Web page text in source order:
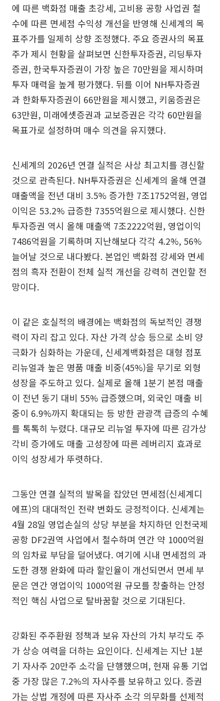
에 따른 백화점 매출 초강세, 고비용 공항 사업권 철
수에 따른 면세점 수익성 개선을 반영해 신세계의 목
표주가를 일제히 상향 조정했다. 주요 증권사의 목표
주가 제시 현황을 살펴보면 신한투자증권, 리딩투자
증권, 한국투자증권이 가장 높은 70만원을 제시하며
투자 매력을 높게 평가했다. 뒤를 이어 NH투자증권
과 한화투자증권이 66만원을 제시했고, 키움증권은
63만원, 미래에셋증권과 교보증권은 각각 60만원을
목표가로 설정하며 매수 의견을 유지했다.
신세계의 2026년 연결 실적은 사상 최고치를 경신할
것으로 관측된다. NH투자증권은 신세계의 올해 연결
매출액을 전년 대비 3.5% 증가한 7조1752억원, 영업
이익은 53.2% 급증한 7355억원으로 제시했다. 신한
투자증권 역시 올해 매출액 7조2222억원, 영업이익
7486억원을 기록하며 지난해보다 각각 4.2%, 56%
늘어날 것으로 내다봤다. 본업인 백화점 강세와 면세
점의 흑자 전환이 전체 실적 개선을 강력히 견인할 전
망이다.
이 같은 호실적의 배경에는 백화점의 독보적인 경쟁
력이 자리 잡고 있다. 자산 가격 상승 등으로 소비 양
극화가 심화하는 가운데, 신세계백화점은 대형 점포
리뉴얼과 높은 명품 매출 비중(45%)을 무기로 외형
성장을 주도하고 있다. 실제로 올해 1분기 본점 매출
이 전년 동기 대비 55% 급증했으며, 외국인 매출 비
중이 6.9%까지 확대되는 등 방한 관광객 급증의 수혜
를 톡톡히 누렸다. 대규모 리뉴얼 투자에 따른 감가상
각비 증가에도 매출 고성장에 따른 레버리지 효과로
이익 성장세가 뚜렷하다.
그동안 연결 실적의 발목을 잡았던 면세점(신세계디
에프)의 대대적인 전략 변화도 긍정적이다. 신세계는
4월 28일 영업손실의 상당 부분을 차지하던 인천국제
공항 DF2권역 사업에서 철수하며 연간 약 1000억원
의 임차료 부담을 덜어냈다. 여기에 시내 면세점의 과
도한 경쟁 완화에 따라 할인율이 개선되면서 면세 부
문은 연간 영업이익 1000억원 규모를 창출하는 안정
적인 핵심 사업으로 탈바꿈할 것으로 기대된다.
강화된 주주환원 정책과 보유 자산의 가치 부각도 주
가 상승 여력을 더하는 요인이다. 신세계는 지난 1분
기 자사주 20만주 소각을 단행했으며, 현재 유통 기업
중 가장 많은 7.2%의 자사주를 보유하고 있다. 증권
가는 상법 개정에 따른 자사주 소각 의무화를 선제적